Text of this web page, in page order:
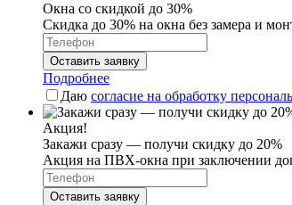
Окна со скидкой до 30%
Скидка до 30% на окна без замера и
Оставить заявку
Подробнее
Даю согласие на обработку
Акция!
Закажи сразу — получи скидку до 20%
Акция на ПВХ-окна при заключении
Оставить заявку